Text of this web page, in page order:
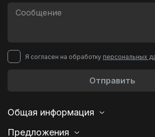
Я согласен на обработку персональных
Отправить
Общая информация
Предложения